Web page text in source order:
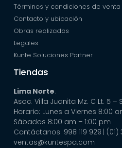
Términos y condiciones de venta
Contacto y ubicación
Obras realizadas
Legales
Kunte Soluciones Partner
Tiendas
Lima Norte:
Asoc. Villa Juanita Mz. C Lt. 5 –
Horario: Lunes a Viernes 8:00
Sábados 8:00 am – 1:00 pm
Contáctanos: 998 119 929 |
ventas@kuntespa.com